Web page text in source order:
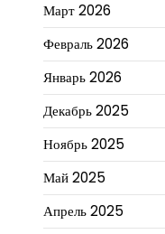
Март 2026
Февраль 2026
Январь 2026
Декабрь 2025
Ноябрь 2025
Май 2025
Апрель 2025